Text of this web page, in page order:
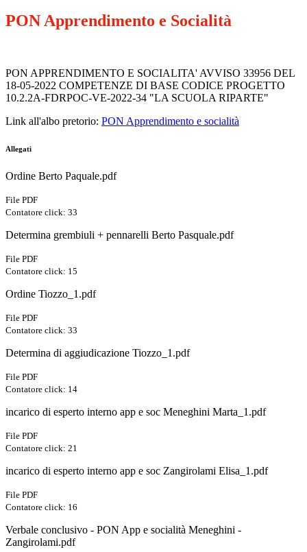
PON Apprendimento e Socialità
PON APPRENDIMENTO E SOCIALITA' AVVISO 33956 DEL
18-05-2022 COMPETENZE DI BASE CODICE PROGETTO
10.2.2A-FDRPOC-VE-2022-34 "LA SCUOLA RIPARTE"
Link all'albo pretorio: PON Apprendimento e socialità
Allegati
Ordine Berto Paquale.pdf
File PDF
Contatore click: 33
Determina grembiuli + pennarelli Berto Pasquale.pdf
File PDF
Contatore click: 15
Ordine Tiozzo_1.pdf
File PDF
Contatore click: 33
Determina di aggiudicazione Tiozzo_1.pdf
File PDF
Contatore click: 14
incarico di esperto interno app e soc Meneghini Marta_1.pdf
File PDF
Contatore click: 21
incarico di esperto interno app e soc Zangirolami Elisa_1.pdf
File PDF
Contatore click: 16
Verbale conclusivo - PON App e socialità Meneghini -
Zangirolami.pdf